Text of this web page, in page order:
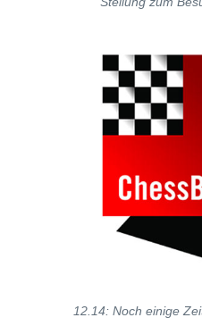
12.14: Noch einige